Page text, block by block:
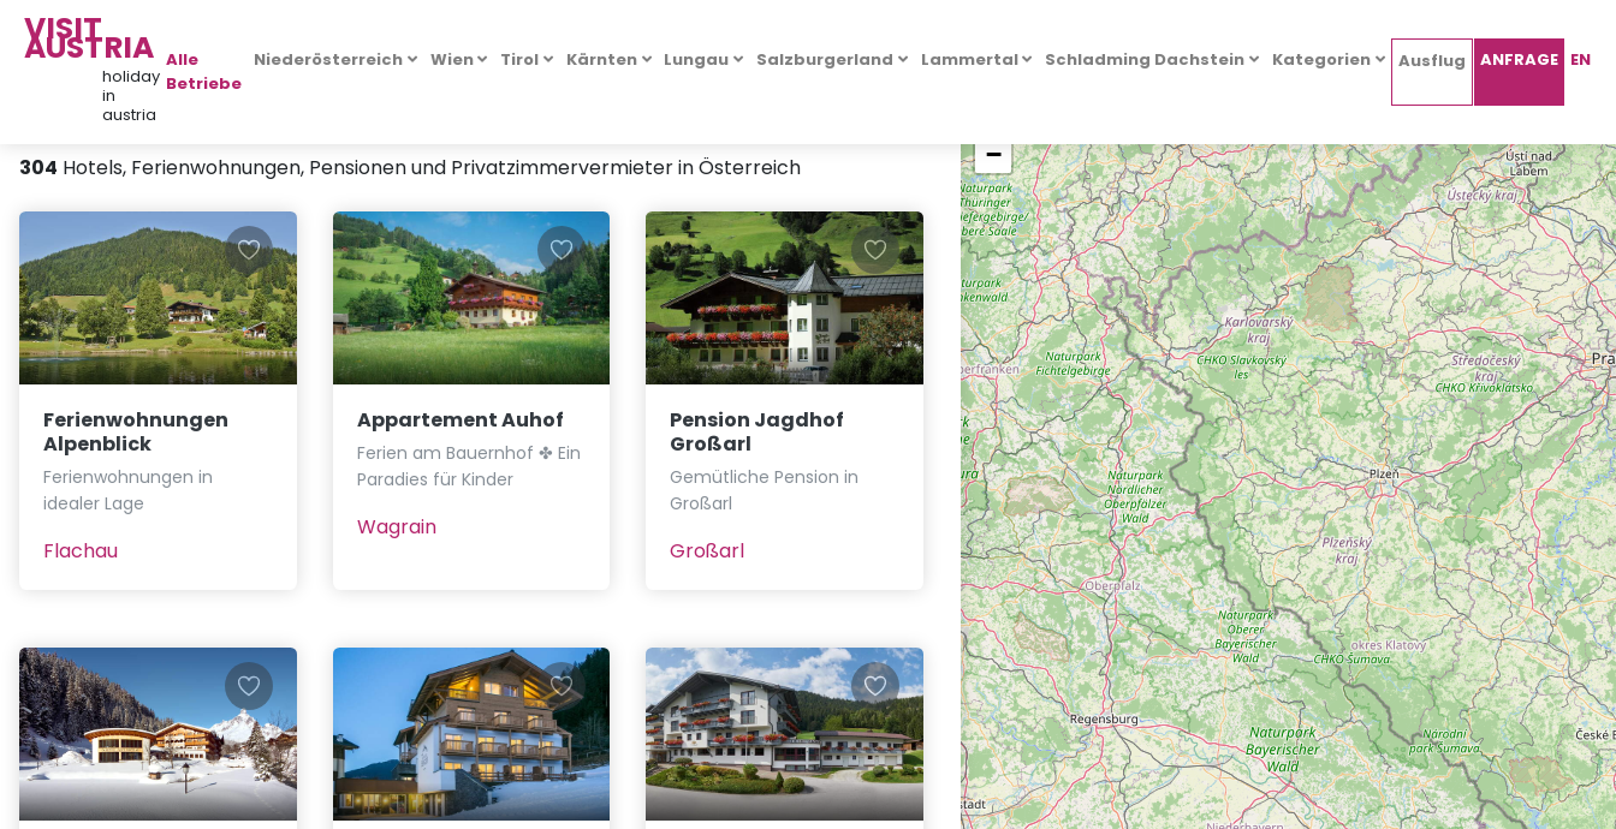
VISIT
AUSTRIA
holiday
in
austria
Alle
Betriebe
Niederösterreich Wien Tirol Kärnten Lungau Salzburgerland Lammertal Schladming Dachstein Kategorien Ausflug ANFRAGE EN
304 Hotels, Ferienwohnungen, Pensionen und Privatzimmervermieter in Österreich
Ferienwohnungen
Alpenblick
Ferienwohnungen in
idealer Lage
Flachau
Appartement Auhof
Ferien am Bauernhof ✤ Ein
Paradies für Kinder
Wagrain
Pension Jagdhof
Großarl
Gemütliche Pension in
Großarl
Großarl
−